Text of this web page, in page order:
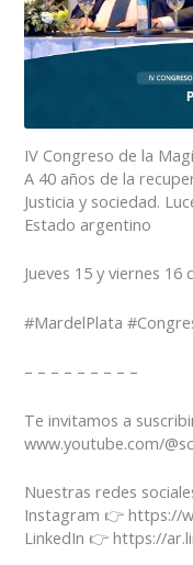
IV Congreso de la
A 40 años de la
Justicia y sociedad.
Estado argentino
Jueves 15 y viernes
#MardelPlata
– – – – – – – – –
Te invitamos a
www.youtube.com/
Nuestras redes
Instagram 👉 https://
LinkedIn 👉 https://